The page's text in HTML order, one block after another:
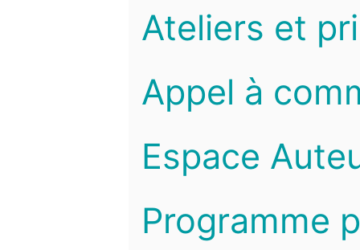
Ateliers et
Appel à
Espace
Programme